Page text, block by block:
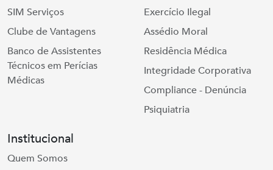
SIM Serviços
Clube de Vantagens
Banco de Assistentes
Técnicos em Perícias
Médicas
Exercício Ilegal
Assédio Moral
Residência Médica
Integridade Corporativa
Compliance - Denúncia
Psiquiatria
Institucional
Quem Somos